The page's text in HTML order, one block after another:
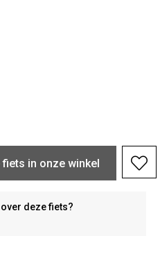
fiets in onze winkel
deze fiets?